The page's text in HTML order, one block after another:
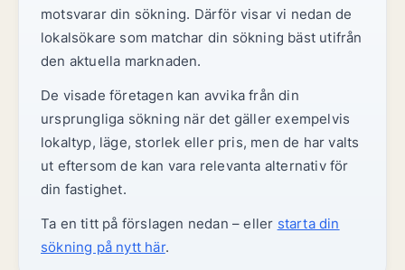
motsvarar din sökning. Därför visar vi nedan de
lokalsökare som matchar din sökning bäst utifrån
den aktuella marknaden.
De visade företagen kan avvika från din
ursprungliga sökning när det gäller exempelvis
lokaltyp, läge, storlek eller pris, men de har valts
ut eftersom de kan vara relevanta alternativ för
din fastighet.
Ta en titt på förslagen nedan – eller starta din
sökning på nytt här.